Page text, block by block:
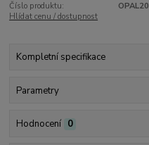
Číslo produktu:
OPAL20
Hlídat cenu / dostupnost
Kompletní specifikace
Parametry
Hodnocení 0